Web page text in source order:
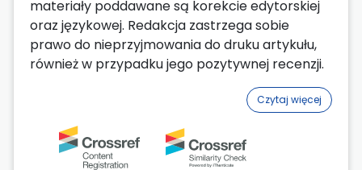
materiały poddawane są korekcie edytorskiej
oraz językowej. Redakcja zastrzega sobie
prawo do nieprzyjmowania do druku artykułu,
również w przypadku jego pozytywnej recenzji.
Czytaj więcej